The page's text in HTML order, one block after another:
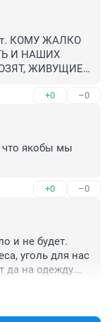
КОМУ ЖАЛКО
И НАШИХ
ЖИВУЩИЕ
+0 –0
что якобы мы
+0 –0
и не будет.
уголь для нас
да на одежду.